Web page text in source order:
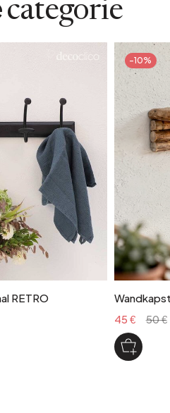
categorie
RETRO
-10%
45 €
50 €